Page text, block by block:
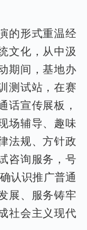
的形式重温经
文化，从中汲
期间，基地办
测试站，在赛
话宣传展板，
场辅导、趣味
法规、方针政
咨询服务，号
认识推广普通
展、服务铸牢
社会主义现代